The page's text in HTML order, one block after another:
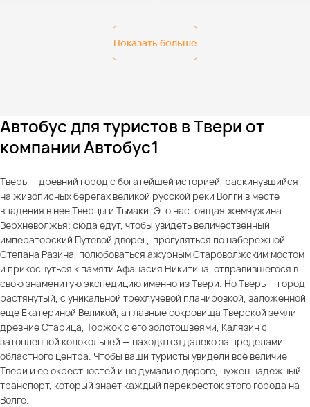
Показать больше
Автобус для туристов в Твери от
компании Автобус1
Тверь — древний город с богатейшей историей, раскинувшийся
на живописных берегах великой русской реки Волги в месте
впадения в нее Тверцы и Тьмаки. Это настоящая жемчужина
Верхневолжья: сюда едут, чтобы увидеть величественный
императорский Путевой дворец, прогуляться по набережной
Степана Разина, полюбоваться ажурным Староволжским мостом
и прикоснуться к памяти Афанасия Никитина, отправившегося в
свою знаменитую экспедицию именно из Твери. Но Тверь — город
растянутый, с уникальной трехлучевой планировкой, заложенной
еще Екатериной Великой, а главные сокровища Тверской земли —
древние Старица, Торжок с его золотошвеями, Калязин с
затопленной колокольней — находятся далеко за пределами
областного центра. Чтобы ваши туристы увидели всё величие
Твери и ее окрестностей и не думали о дороге, нужен надежный
транспорт, который знает каждый перекресток этого города на
Волге.